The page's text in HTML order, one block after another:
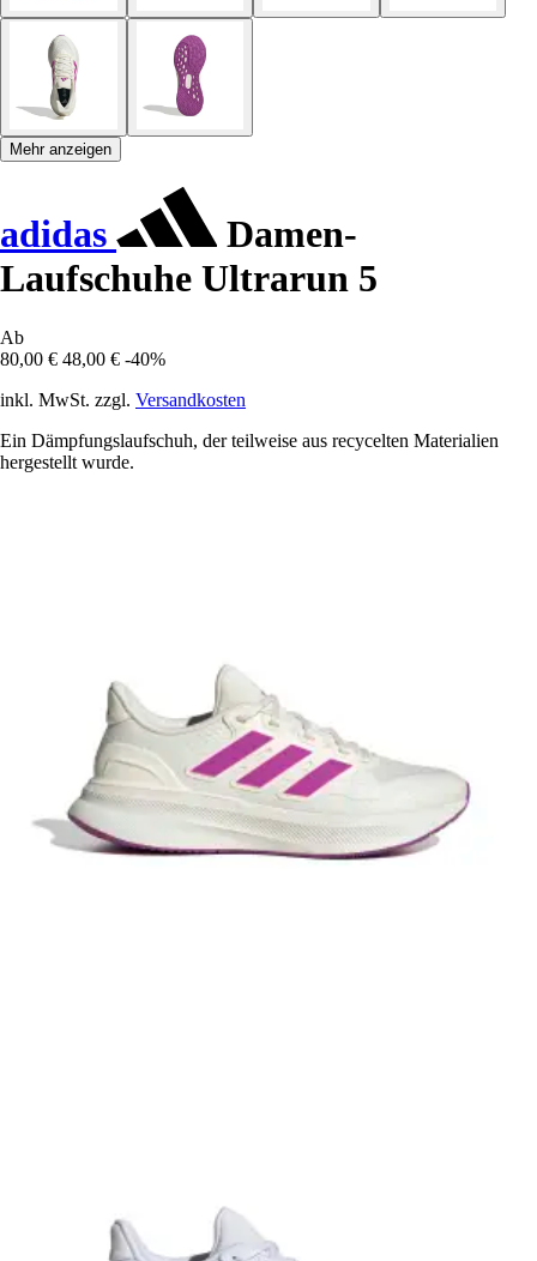
Mehr anzeigen
adidas
Damen-
Laufschuhe Ultrarun 5
Ab
80,00 € 48,00 € -40%
inkl. MwSt. zzgl. Versandkosten
Ein Dämpfungslaufschuh, der teilweise aus recycelten Materialien
hergestellt wurde.